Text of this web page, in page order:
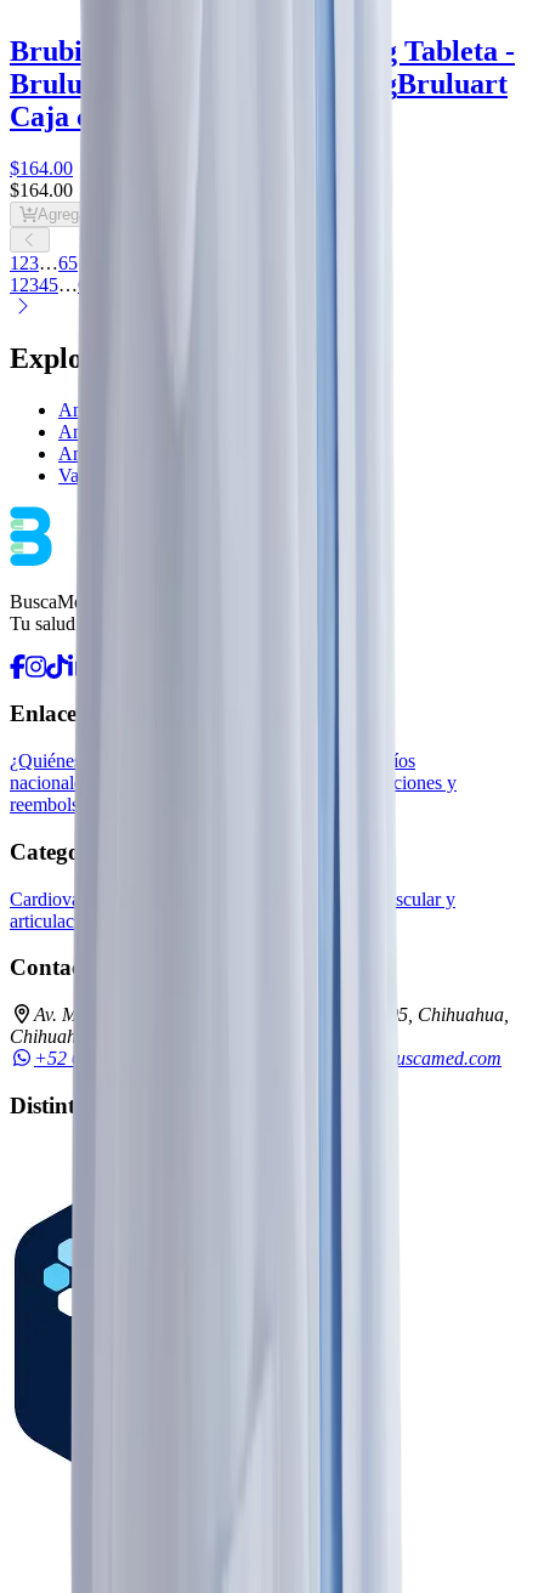
Brubiol Ciprofloxacino 500 mg Tableta -
Bruluart
ciprofloxacino 500 mgBruluart
Caja con 10 tabletas
$164.00
$164.00
Agregar al carrito
1 23…65
1 2345…65
Explorar por subcategoría
Antibacterianos
Antimicóticos sistémicos
Antivirales
Vacunas e inmunológicos
BuscaMed
Tu salud ha llegado.
Enlaces rápidos
¿Quiénes somos?
Envíos
nacionales
Devoluciones y
reembolsos
Categorías populares
Cardiovascular
Muscular y
articulaciones
Contacto
Av. Mirador 3911-D, Los Sicomoros, C.P. 31205, Chihuahua,
Chihuahua, México
+52 614 280 4864
hola@buscamed.com
Distintivos y reconocimientos